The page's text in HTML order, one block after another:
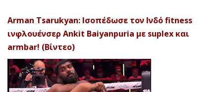
Arman Tsarukyan: Ισοπέδωσε τον Ινδό fitness
ινφλουένσερ Ankit Baiyanpuria με suplex και
armbar! (Βίντεο)